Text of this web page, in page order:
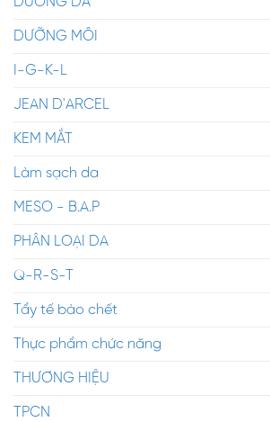
DƯỠNG MÔI
I-G-K-L
JEAN D'ARCEL
KEM MẮT
Làm sạch da
MESO - B.A.P
PHÂN LOẠI DA
Q-R-S-T
Tẩy tế bào chết
Thực phẩm chức năng
THƯƠNG HIỆU
TPCN